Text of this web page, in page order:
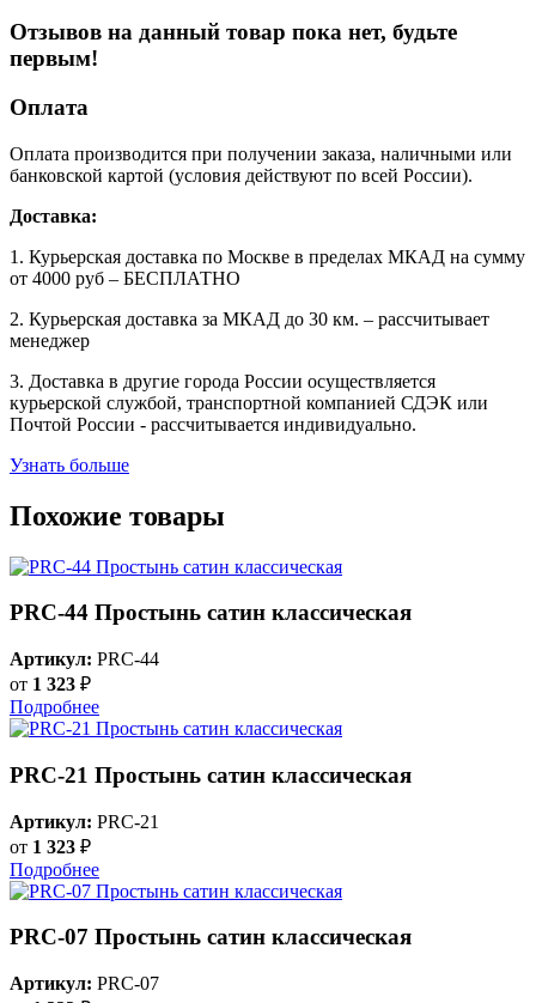
Отзывов на данный товар пока нет, будьте
первым!
Оплата
Оплата производится при получении заказа, наличными или
банковской картой (условия действуют по всей России).
Доставка:
1. Курьерская доставка по Москве в пределах МКАД на сумму
от 4000 руб – БЕСПЛАТНО
2. Курьерская доставка за МКАД до 30 км. – рассчитывает
менеджер
3. Доставка в другие города России осуществляется
курьерской службой, транспортной компанией СДЭК или
Почтой России - рассчитывается индивидуально.
Узнать больше
Похожие товары
PRC-44 Простынь сатин классическая
Артикул: PRC-44
от 1 323 ₽
Подробнее
PRC-21 Простынь сатин классическая
Артикул: PRC-21
от 1 323 ₽
Подробнее
PRC-07 Простынь сатин классическая
Артикул: PRC-07